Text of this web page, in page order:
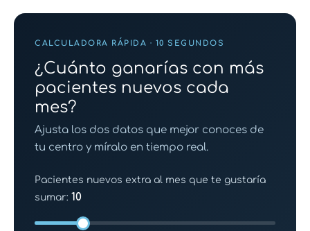
CALCULADORA RÁPIDA · 10 SEGUNDOS
¿Cuánto ganarías con más
pacientes nuevos cada
mes?
Ajusta los dos datos que mejor conoces de
tu centro y míralo en tiempo real.
Pacientes nuevos extra al mes que te gustaría
sumar: 10